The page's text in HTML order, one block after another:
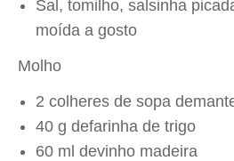
Sal, tomilho, salsinha
moída a gosto
Molho
2 colheres de sopa
40 g defarinha de trigo
60 ml devinho madeira